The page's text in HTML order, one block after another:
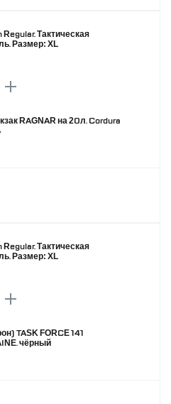
Тактическая
Размер: XL
RAGNAR на 20л. Cordura
Тактическая
Размер: XL
TASK FORCE 141
чёрный